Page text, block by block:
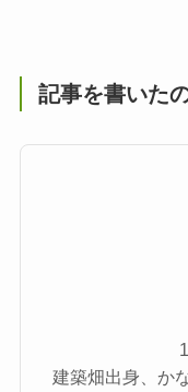
記事を書いた
建築畑出身、か